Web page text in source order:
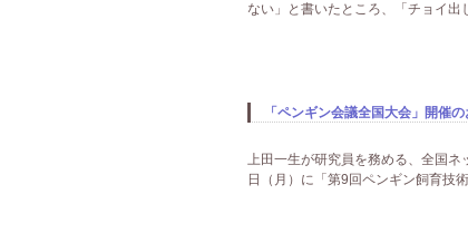
ない」と書いたところ、「チョイ
「ペンギン会議全国大会」開催
上田一生が研究員を務める、全国
日（月）に「第9回ペンギン飼育技